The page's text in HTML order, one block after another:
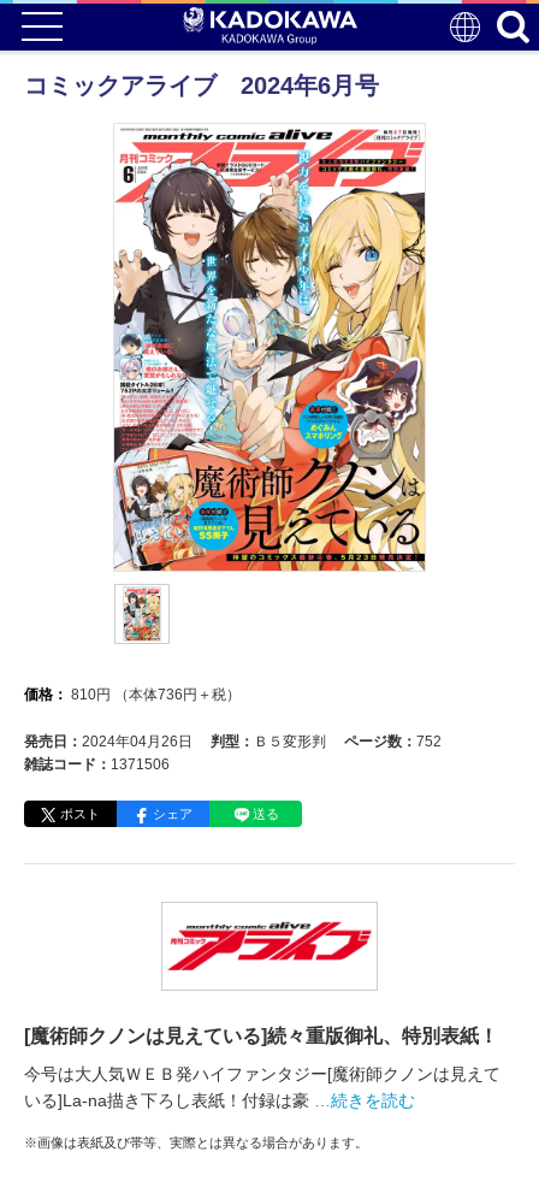
コミックアライブ 2024年6月号
価格： 810円 （本体736 円＋税）
発売日： 2024年04月26日 判型： Ｂ５変形判 ページ数： 752
雑誌コード： 1371506
ポスト シェア 送る
[魔術師クノンは見えている]続々重版御礼、特別表紙！
今号は大人気ＷＥＢ発ハイファンタジー[魔術師クノンは見えて
いる]La-na描き下ろし表紙！付録は豪
…続きを読む
※画像は表紙及び帯等、実際とは異なる場合があります。